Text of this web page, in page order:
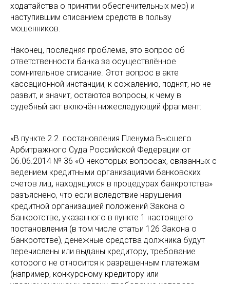
ходатайства о принятии обеспечительных мер) и
наступившим списанием средств в пользу
мошенников.
Наконец, последняя проблема, это вопрос об
ответственности банка за осуществлённое
сомнительное списание. Этот вопрос в акте
кассационной инстанции, к сожалению, поднят, но не
развит, и значит, остаются вопросы, к чему в
судебный акт включён нижеследующий фрагмент:
«В пункте 2.2. постановления Пленума Высшего
Арбитражного Суда Российской Федерации от
06.06.2014 № 36 «О некоторых вопросах, связанных с
ведением кредитными организациями банковских
счетов лиц, находящихся в процедурах банкротства»
разъяснено, что если вследствие нарушения
кредитной организацией положений Закона о
банкротстве, указанного в пункте 1 настоящего
постановления (в том числе статьи 126 Закона о
банкротстве), денежные средства должника будут
перечислены или выданы кредитору, требование
которого не относится к разрешенным платежам
(например, конкурсному кредитору или